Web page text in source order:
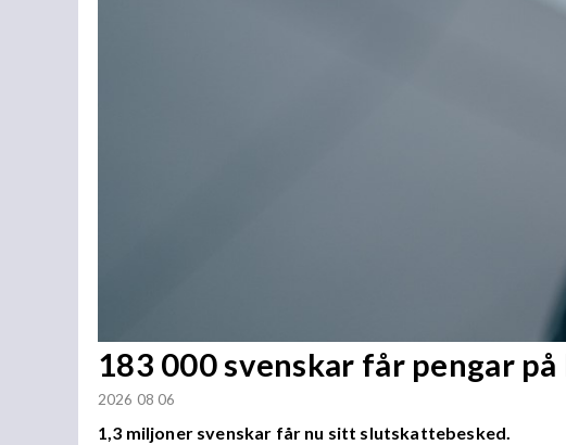
183 000 svenskar får pengar
2026 08 06
1,3 miljoner svenskar får nu sitt slutskattebesked.